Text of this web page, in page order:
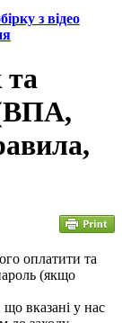
з відео
та
(ВПА,
оплатити та
(якщо
вказані у нас